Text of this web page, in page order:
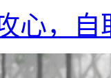
心，自